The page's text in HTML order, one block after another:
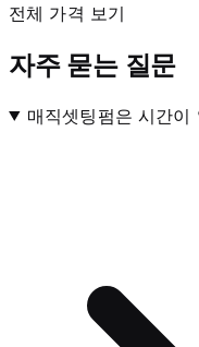
전체 가격 보기
자주 묻는 질문
매직셋팅펌은 시간이